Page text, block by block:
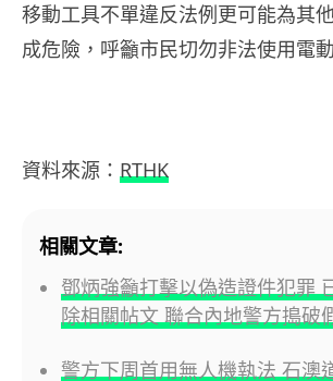
移動工具不單違反法例更可能為其
成危險，呼籲市民切勿非法使用電
資料來源： RTHK
相關文章:
鄧炳強籲打擊以偽造證件犯罪
除相關帖文 聯合內地警方搗破
警方下周首用無人機執法 石澳